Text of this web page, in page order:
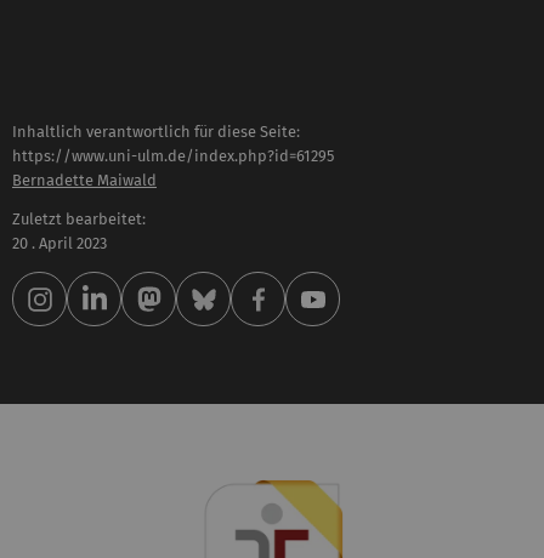
Inhaltlich verantwortlich für diese Seite:
https://www.uni-ulm.de/index.php?id=61295
Bernadette Maiwald
Zuletzt bearbeitet:
20 . April 2023